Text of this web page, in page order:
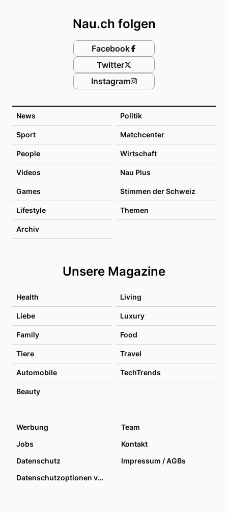
News Politik
Sport Matchcenter
People Wirtschaft
Videos Nau Plus
Games Stimmen der Schweiz
Lifestyle Themen
Archiv
Unsere Magazine
Health Living
Liebe Luxury
Family Food
Tiere Travel
Automobile TechTrends
Beauty
Nau.ch folgen
Facebook
Twitter
Instagram
Werbung
Team
Jobs
Kontakt
Datenschutz
Impressum / AGBs
Datenschutzoptionen verwalten